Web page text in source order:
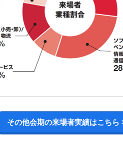
その他会期の来場者実績はこちら